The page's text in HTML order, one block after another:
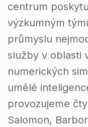
centrum
výzkumným
průmyslu
služby v oblasti
numerických
umělé
provozujeme
Salomon,